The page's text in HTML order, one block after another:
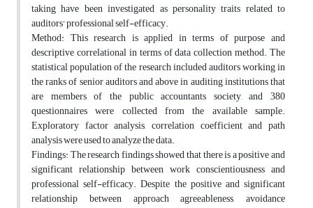
taking have been investigated as personality traits related to
auditors' professional self-efficacy.
Method: This research is applied in terms of purpose and
descriptive correlational in terms of data collection method. The
statistical population of the research included auditors working in
the ranks of senior auditors and above in auditing institutions that
are members of the public accountants society, and 380
questionnaires were collected from the available sample.
Exploratory factor analysis, correlation coefficient and path
analysis were used to analyze the data.
Findings: The research findings showed that there is a positive and
significant relationship between work conscientiousness and
professional self-efficacy. Despite the positive and significant
relationship between approach agreeableness, avoidance